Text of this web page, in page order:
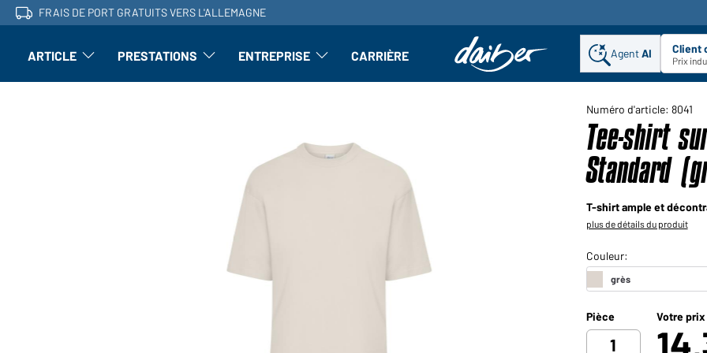
FRAIS DE PORT GRATUITS VERS L'ALLEMAGNE
ARTICLE l'article : Ouvrir le sous-menu
PRESTATIONS Perfectionnement : ouvrir le sous-menu
ENTREPRISE L'entreprise : Ouvrir le sous-menu
CARRIÈRE AgentAI Client
Prix
Numéro d'article: 8041
Tee-shirt
Standard
T-shirt ample et
plus de détails du produit
Pièce Votre